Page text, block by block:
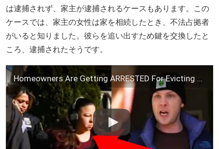
は逮捕されず、家主が逮捕されるケースもあります。この
ケースでは、家主の女性は家を相続したとき、不法占拠者
がいると知りました。彼らを追い出すため鍵を交換したと
ころ、逮捕されたそうです。
Homeowners Are Getting ARRESTED For Evicting Squatters